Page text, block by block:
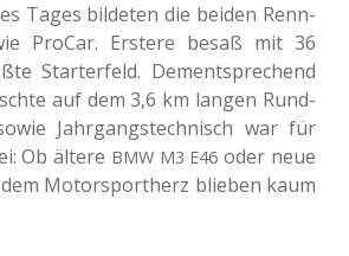
Tages bil­de­ten die beiden Renn­
ProCar. Ers­te­re besaß mit 36
Star­ter­feld. Dem­entspre­chend
auf dem 3,6 km langen Rund­
Jahr­gangs­tech­nisch war für
Ob ältere BMW M3 E46 oder neue
Motor­sport­herz blie­ben kaum